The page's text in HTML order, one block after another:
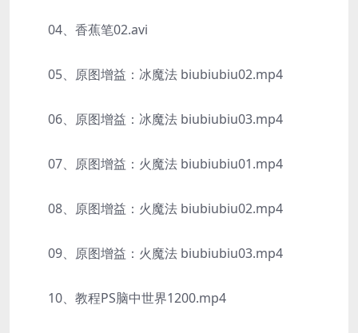
04、香蕉笔02.avi
05、原图增益：冰魔法 biubiubiu02.mp4
06、原图增益：冰魔法 biubiubiu03.mp4
07、原图增益：火魔法 biubiubiu01.mp4
08、原图增益：火魔法 biubiubiu02.mp4
09、原图增益：火魔法 biubiubiu03.mp4
10、教程PS脑中世界1200.mp4